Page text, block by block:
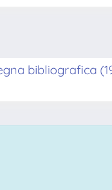
bibliografica